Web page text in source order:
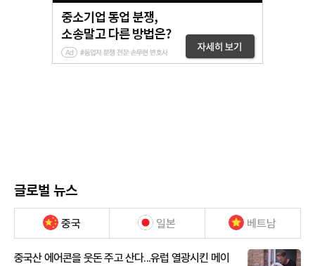
글로벌 뉴스
중국 일본 베트남
중국산 에어콘을 웃돈 주고 산다...유럽 열광시킨 메이